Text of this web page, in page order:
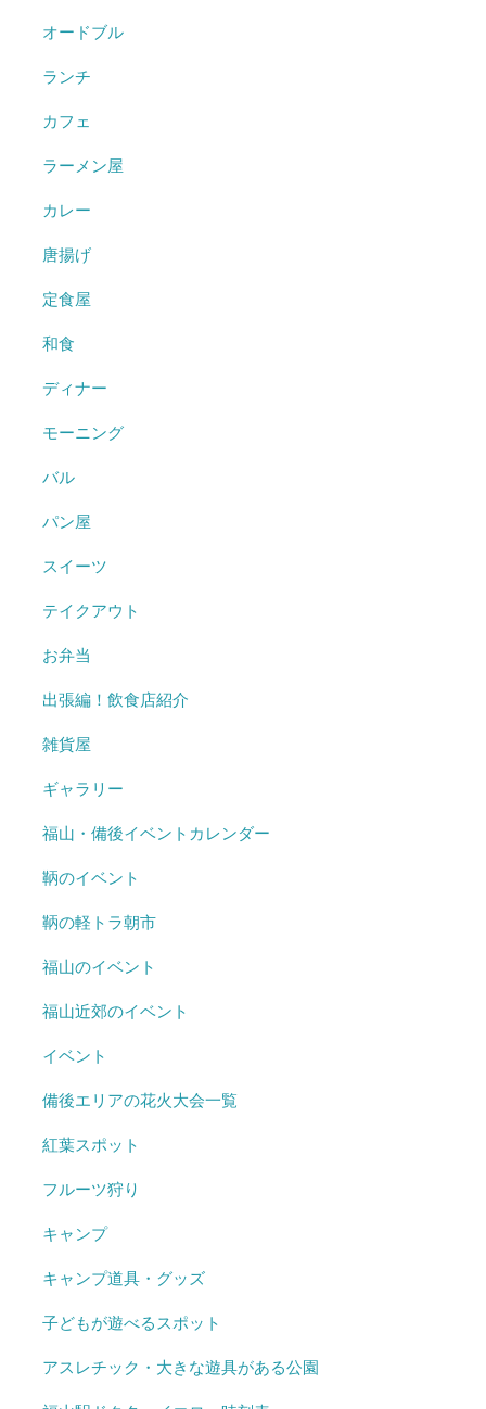
オードブル
ランチ
カフェ
ラーメン屋
カレー
唐揚げ
定食屋
和食
ディナー
モーニング
バル
パン屋
スイーツ
テイクアウト
お弁当
出張編！飲食店紹介
雑貨屋
ギャラリー
福山・備後イベントカレンダー
鞆のイベント
鞆の軽トラ朝市
福山のイベント
福山近郊のイベント
イベント
備後エリアの花火大会一覧
紅葉スポット
フルーツ狩り
キャンプ
キャンプ道具・グッズ
子どもが遊べるスポット
アスレチック・大きな遊具がある公園